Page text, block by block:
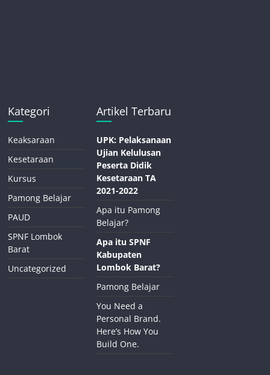
Kategori
Keaksaraan
Kesetaraan
Kursus
Pamong Belajar
PAUD
SPNF Lombok
Barat
Uncategorized
Artikel Terbaru
UPK: Pelaksanaan
Ujian Kelulusan
Peserta Didik
Kesetaraan TA
2021-2022
Apa itu Pamong
Belajar?
Apa itu SPNF
Kabupaten
Lombok Barat?
Pamong Belajar
You Need a
Personal Brand.
Here’s How You
Build One.